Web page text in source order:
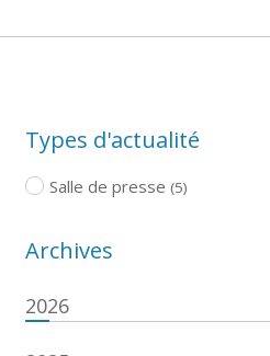
Types d'actualité
Salle de presse (5)
Archives
2026